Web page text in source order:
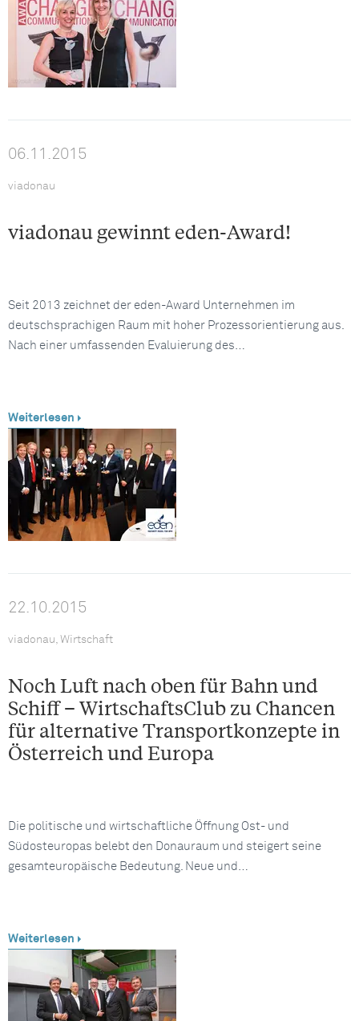
06.11.2015
viadonau
viadonau gewinnt eden-Award!
Seit 2013 zeichnet der eden-Award Unternehmen im
deutschsprachigen Raum mit hoher Prozessorientierung aus.
Nach einer umfassenden Evaluierung des…
Weiterlesen
22.10.2015
viadonau, Wirtschaft
Noch Luft nach oben für Bahn und
Schiff – WirtschaftsClub zu Chancen
für alternative Transportkonzepte in
Österreich und Europa
Die politische und wirtschaftliche Öffnung Ost- und
Südosteuropas belebt den Donauraum und steigert seine
gesamteuropäische Bedeutung. Neue und…
Weiterlesen